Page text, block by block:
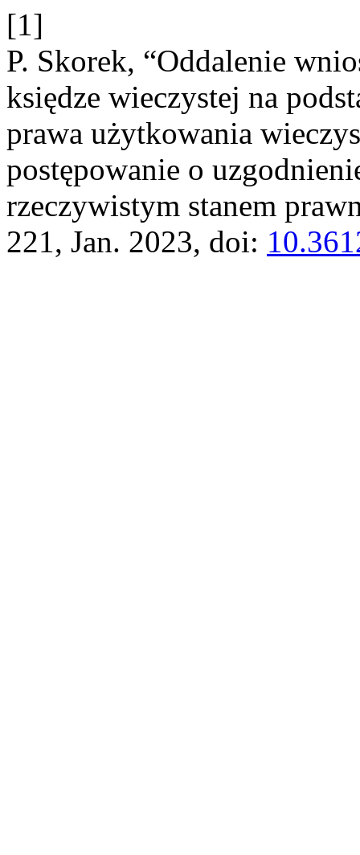
[1]
P. Skorek, “Oddalenie
księdze wieczystej na
prawa użytkowania
postępowanie o
rzeczywistym stanem
221, Jan. 2023, doi: